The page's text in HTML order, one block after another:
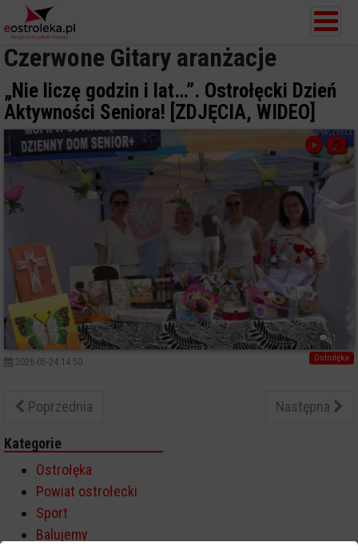
Czerwone Gitary aranżacje
„Nie liczę godzin i lat…”. Ostrołęcki Dzień
Aktywności Seniora! [ZDJĘCIA, WIDEO]
1
Ostrołęka
2026-05-24 14:50
Poprzednia Następna
Kategorie
Ostrołęka
Powiat ostrołecki
Sport
Balujemy